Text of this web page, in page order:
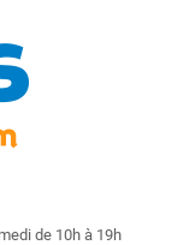
de 10h à 19h